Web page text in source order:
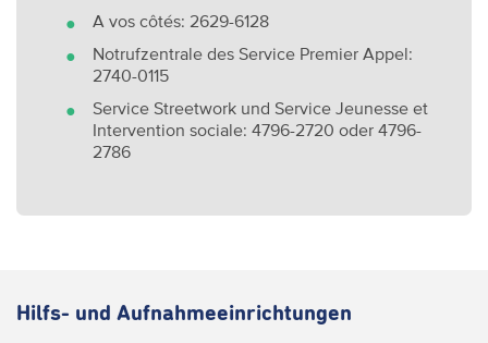
A vos côtés: 2629-6128
Notrufzentrale des Service Premier Appel:
2740-0115
Service Streetwork und Service Jeunesse et
Intervention sociale: 4796-2720 oder 4796-
2786
Hilfs- und Aufnahmeeinrichtungen